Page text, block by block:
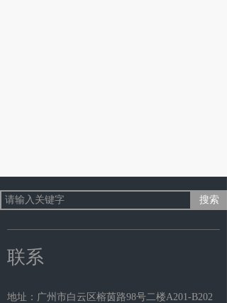
联系
地址：广州市白云区榕茵路98号二楼A201-B202
搜索